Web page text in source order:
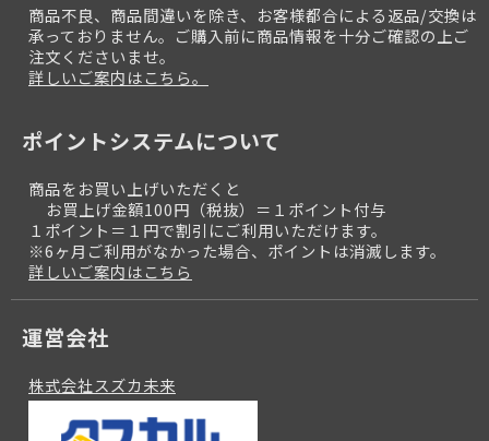
商品不良、商品間違いを除き、お客様都合による返品/交換は
承っておりません。ご購入前に商品情報を十分ご確認の上ご
注文くださいませ。
詳しいご案内はこちら。
ポイントシステムについて
商品をお買い上げいただくと
お買上げ金額100円（税抜）＝１ポイント付与
１ポイント＝１円で割引にご利用いただけます。
※6ヶ月ご利用がなかった場合、ポイントは消滅します。
詳しいご案内はこちら
運営会社
株式会社スズカ未来